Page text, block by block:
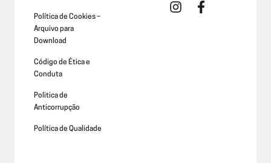
Política de Cookies –
Arquivo para
Download
Código de Ética e
Conduta
Politica de
Anticorrupção
Política de Qualidade